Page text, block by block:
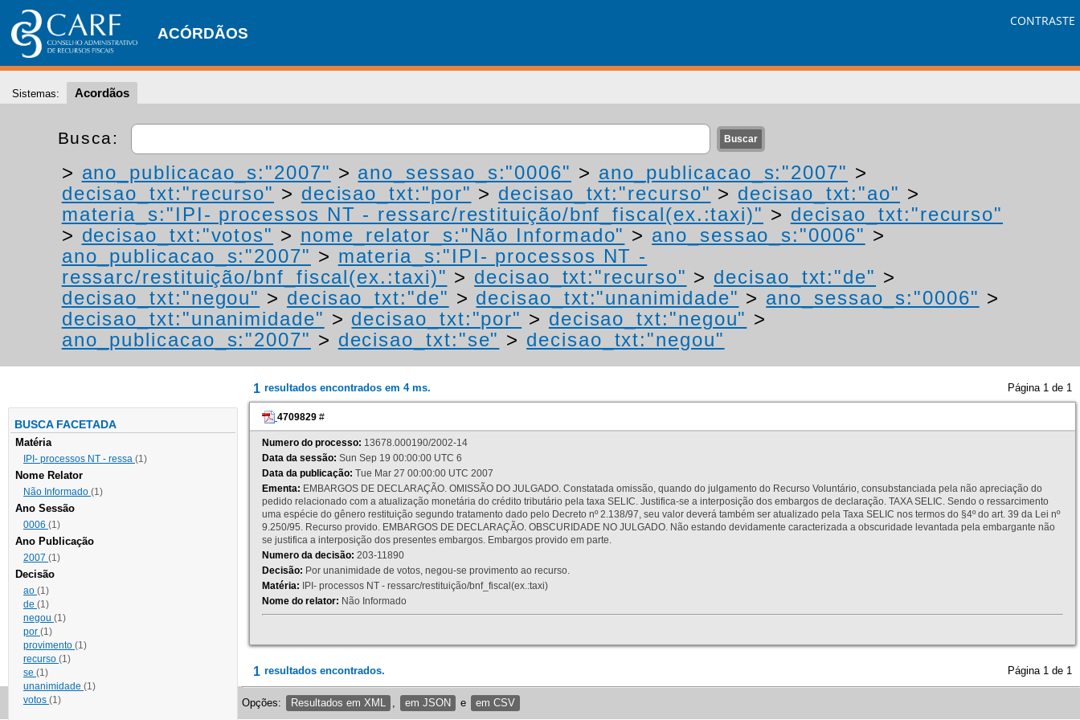
ACÓRDÃOS
CONTRASTE
Sistemas: Acordãos
Busca:
> ano_publicacao_s:"2007" > ano_sessao_s:"0006" > ano_publicacao_s:"2007" >
decisao_txt:"recurso" > decisao_txt:"por" > decisao_txt:"recurso" > decisao_txt:"ao" >
materia_s:"IPI- processos NT - ressarc/restituição/bnf_fiscal(ex.:taxi)" > decisao_txt:"recurso"
> decisao_txt:"votos" > nome_relator_s:"Não Informado" > ano_sessao_s:"0006" >
ano_publicacao_s:"2007" > materia_s:"IPI- processos NT -
ressarc/restituição/bnf_fiscal(ex.:taxi)" > decisao_txt:"recurso" > decisao_txt:"de" >
decisao_txt:"negou" > decisao_txt:"de" > decisao_txt:"unanimidade" > ano_sessao_s:"0006" >
decisao_txt:"unanimidade" > decisao_txt:"por" > decisao_txt:"negou" >
ano_publicacao_s:"2007" > decisao_txt:"se" > decisao_txt:"negou"
BUSCA FACETADA
Matéria
IPI- processos NT - ressa (1)
Nome Relator
Não Informado (1)
Ano Sessão
0006 (1)
Ano Publicação
2007 (1)
Decisão
ao (1)
de (1)
negou (1)
por (1)
provimento (1)
recurso (1)
se (1)
unanimidade (1)
votos (1)
1 resultados encontrados em 4 ms. Página 1 de 1
4709829 #
Numero do processo: 13678.000190/2002-14
Data da sessão: Sun Sep 19 00:00:00 UTC 6
Data da publicação: Tue Mar 27 00:00:00 UTC 2007
Ementa: EMBARGOS DE DECLARAÇÃO. OMISSÃO DO JULGADO. Constatada omissão, quando do julgamento do Recurso Voluntário, consubstanciada pela não apreciação do
pedido relacionado com a atualização monetária do crédito tributário pela taxa SELIC. Justifica-se a interposição dos embargos de declaração. TAXA SELIC. Sendo o ressarcimento
uma espécie do gênero restituição segundo tratamento dado pelo Decreto nº 2.138/97, seu valor deverá também ser atualizado pela Taxa SELIC nos termos do §4º do art. 39 da Lei nº
9.250/95. Recurso provido. EMBARGOS DE DECLARAÇÃO. OBSCURIDADE NO JULGADO. Não estando devidamente caracterizada a obscuridade levantada pela embargante não
se justifica a interposição dos presentes embargos. Embargos provido em parte.
Numero da decisão: 203-11890
Decisão: Por unanimidade de votos, negou-se provimento ao recurso.
Matéria: IPI- processos NT - ressarc/restituição/bnf_fiscal(ex.:taxi)
Nome do relator: Não Informado
1 resultados encontrados. Página 1 de 1
Opções: Resultados em XML em JSON e em CSV